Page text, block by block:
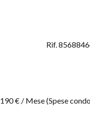
Rif.
190 € / Mese (Spese